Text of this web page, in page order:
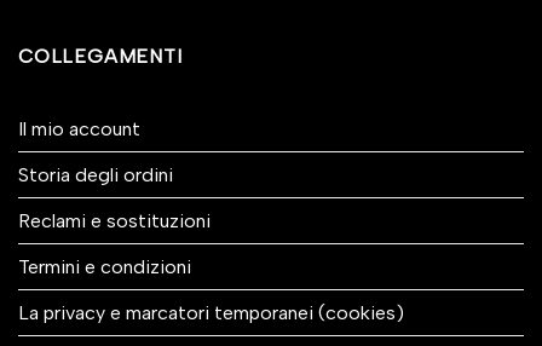
COLLEGAMENTI
Il mio account
Storia degli ordini
Reclami e sostituzioni
Termini e condizioni
La privacy e marcatori temporanei (cookies)